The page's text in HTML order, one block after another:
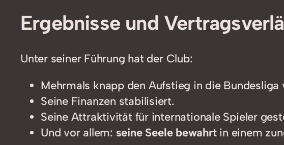
Ergebnisse und
Unter seiner Führung hat der Club:
Mehrmals knapp den Aufstieg in die
Seine Finanzen stabilisiert.
Seine Attraktivität für internationale Spieler
Und vor allem: seine Seele bewahrtin einem